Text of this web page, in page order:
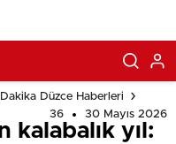
Düzce Haberleri
36
30 Mayıs 2026
kalabalık yıl: